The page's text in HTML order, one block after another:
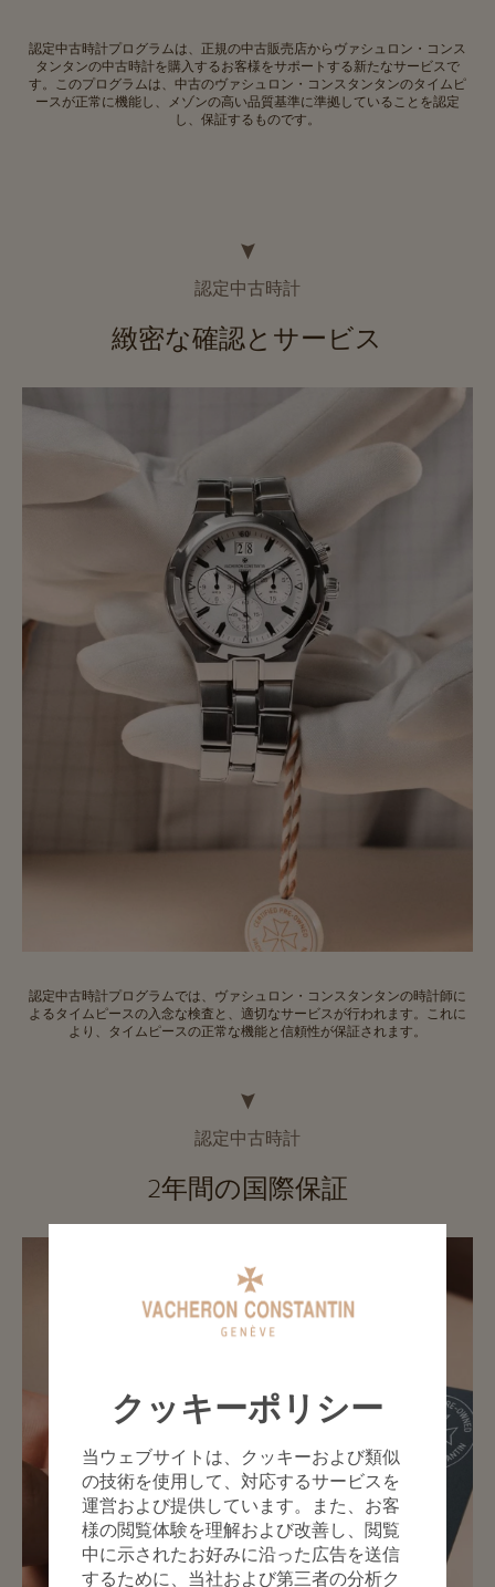
認定中古時計プログラムは、正規の中古販売店からヴァシュロン・コンス
タンタンの中古時計を購入するお客様をサポートする新たなサービスで
す。このプログラムは、中古のヴァシュロン・コンスタンタンのタイムピ
ースが正常に機能し、メゾンの高い品質基準に準拠していることを認定
し、保証するものです。
認定中古時計
緻密な確認とサービス
認定中古時計プログラムでは、ヴァシュロン・コンスタンタンの時計師に
よるタイムピースの入念な検査と、適切なサービスが行われます。これに
より、タイムピースの正常な機能と信頼性が保証されます。
認定中古時計
2年間の国際保証
クッキーポリシー
当ウェブサイトは、クッキーおよび類似
の技術を使用して、対応するサービスを
運営および提供しています。また、お客
様の閲覧体験を理解および改善し、閲覧
中に示されたお好みに沿った広告を送信
するために、当社および第三者の分析ク